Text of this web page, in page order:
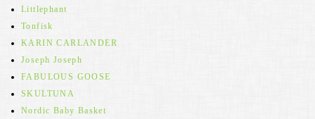
Littlephant
Tonfisk
KARIN CARLANDER
Joseph Joseph
FABULOUS GOOSE
SKULTUNA
Nordic Baby Basket